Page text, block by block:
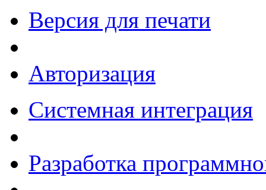
Версия для печати
Авторизация
Системная интеграция
Разработка